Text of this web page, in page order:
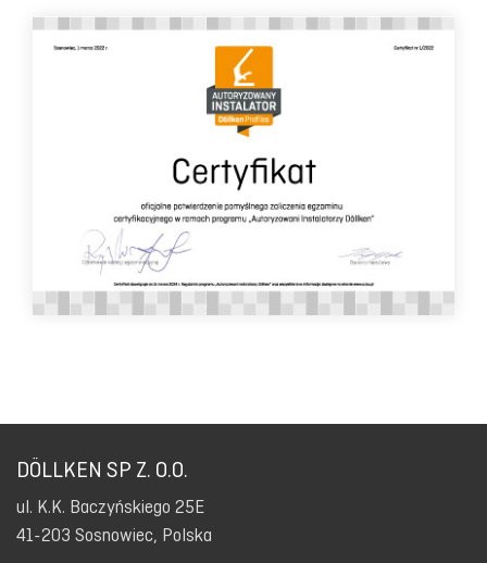
DÖLLKEN SP Z. O.O.
ul. K.K. Baczyńskiego 25E
41-203 Sosnowiec, Polska